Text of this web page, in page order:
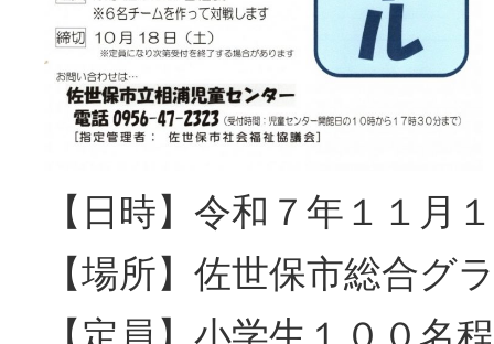
【日時】令和７年１１月
【場所】佐世保市総合グ
【定員】小学生１００名